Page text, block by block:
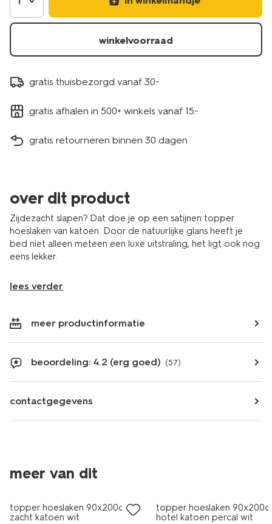
winkelvoorraad
gratis thuisbezorgd vanaf 30.-
gratis afhalen in 500+ winkels vanaf 15.-
gratis retourneren binnen 30 dagen
over dit product
Zijdezacht slapen? Dat doe je op een satijnen topper
hoeslaken van katoen. Door de natuurlijke glans heeft je
bed niet alleen meteen een luxe uitstraling, het ligt ook nog
eens lekker.
lees verder
meer productinformatie
beoordeling: 4.2 (erg goed) (57)
contactgegevens
meer van dit
topper hoeslaken 90x200cm
zacht katoen wit
topper hoeslaken
hotel katoen percal wit